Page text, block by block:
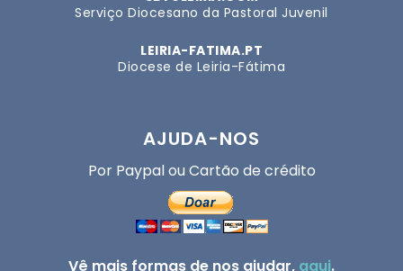
Serviço Diocesano da Pastoral Juvenil
LEIRIA-FATIMA.PT
Diocese de Leiria-Fátima
AJUDA-NOS
Por Paypal ou Cartão de crédito
Vê mais formas de nos ajudar, aqui.